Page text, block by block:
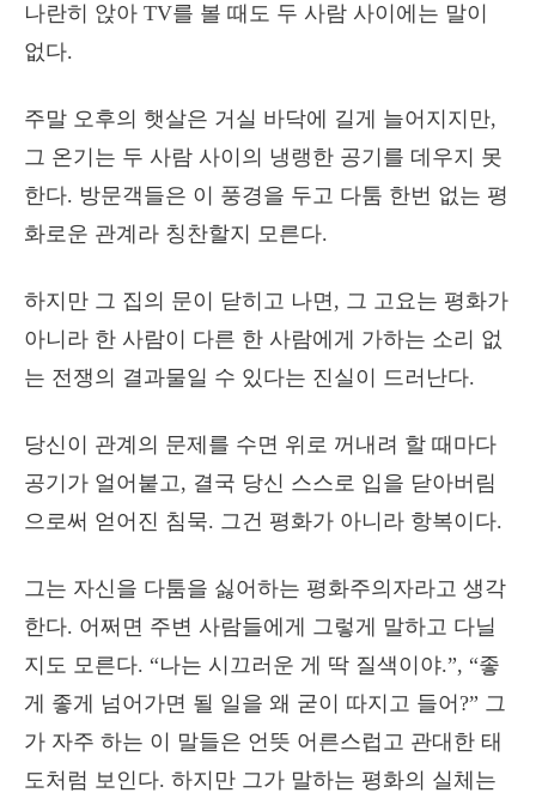
나란히 앉아 TV를 볼 때도 두 사람 사이에는 말이
없다.
주말 오후의 햇살은 거실 바닥에 길게 늘어지지만,
그 온기는 두 사람 사이의 냉랭한 공기를 데우지 못
한다. 방문객들은 이 풍경을 두고 다툼 한번 없는 평
화로운 관계라 칭찬할지 모른다.
하지만 그 집의 문이 닫히고 나면, 그 고요는 평화가
아니라 한 사람이 다른 한 사람에게 가하는 소리 없
는 전쟁의 결과물일 수 있다는 진실이 드러난다.
당신이 관계의 문제를 수면 위로 꺼내려 할 때마다
공기가 얼어붙고, 결국 당신 스스로 입을 닫아버림
으로써 얻어진 침묵. 그건 평화가 아니라 항복이다.
그는 자신을 다툼을 싫어하는 평화주의자라고 생각
한다. 어쩌면 주변 사람들에게 그렇게 말하고 다닐
지도 모른다. “나는 시끄러운 게 딱 질색이야.”, “좋
게 좋게 넘어가면 될 일을 왜 굳이 따지고 들어?” 그
가 자주 하는 이 말들은 언뜻 어른스럽고 관대한 태
도처럼 보인다. 하지만 그가 말하는 평화의 실체는